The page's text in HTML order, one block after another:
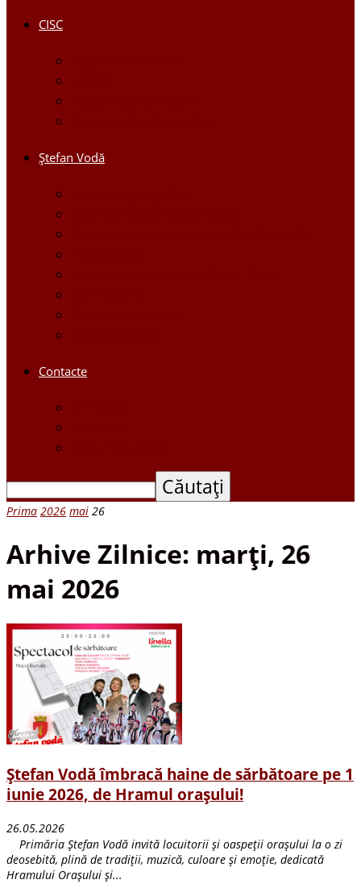
CISC
Ştefan Vodă
Contacte
Prima 2026 mai 26
Arhive Zilnice: marți, 26
mai 2026
Ștefan Vodă îmbracă haine de sărbătoare pe 1
iunie 2026, de Hramul orașului!
26.05.2026
Primăria Ștefan Vodă invită locuitorii și oaspeții orașului la o zi
deosebită, plină de tradiții, muzică, culoare și emoție, dedicată
Hramului Orașului și...